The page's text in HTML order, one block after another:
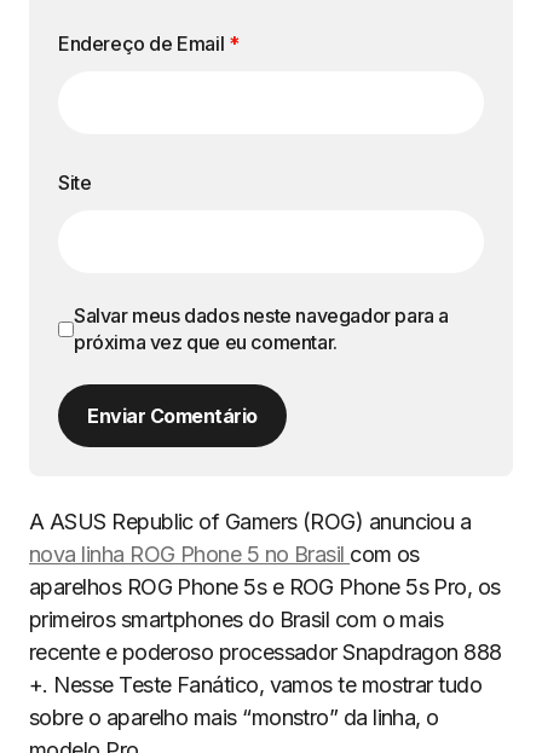
Endereço de Email *
Site
Salvar meus dados neste navegador para a
próxima vez que eu comentar.
Enviar Comentário
A ASUS Republic of Gamers (ROG) anunciou a
nova linha ROG Phone 5 no Brasil com os
aparelhos ROG Phone 5s e ROG Phone 5s Pro, os
primeiros smartphones do Brasil com o mais
recente e poderoso processador Snapdragon 888
+. Nesse Teste Fanático, vamos te mostrar tudo
sobre o aparelho mais “monstro” da linha, o